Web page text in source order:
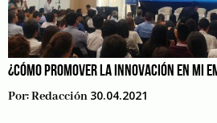
¿CÓMO PROMOVER LA INNOVACIÓN EN MI
Por:Redacción 30.04.2021